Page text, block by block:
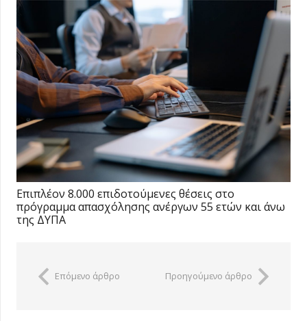
Επιπλέον 8.000 επιδοτούμενες θέσεις στο
πρόγραμμα απασχόλησης ανέργων 55 ετών και άνω
της ΔΥΠΑ
Επόμενο άρθρο Προηγούμενο άρθρο